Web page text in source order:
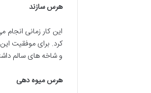
هرس سازند
این کار زمانی
و شاخه های سالم
هرس میوه دهی